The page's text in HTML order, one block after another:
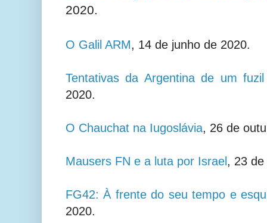
2020.
O Galil ARM, 14 de junho de 2020.
Tentativas da Argentina de um
2020.
O Chauchat na Iugoslávia, 26 de
Mausers FN e a luta por Israel, 23
FG42: À frente do seu tempo e
2020.